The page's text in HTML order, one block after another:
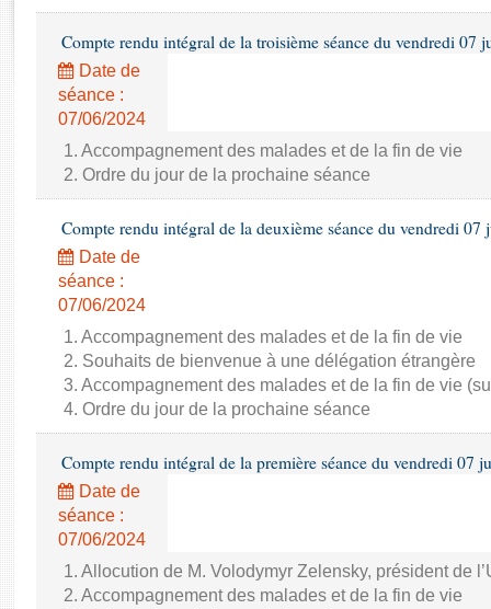
Baromètre de l’application des lois
Dossiers législatifs
Budget et sécurité sociale
Questions écrites et orales
Comptes rendus des débats
Compte rendu intégral de la troisième séance du vendredi 07
Date de
séance :
07/06/2024
1. Accompagnement des malades et de la fin de vie
2. Ordre du jour de la prochaine séance
Compte rendu intégral de la deuxième séance du vendredi 07
Date de
séance :
07/06/2024
1. Accompagnement des malades et de la fin de vie
2. Souhaits de bienvenue à une délégation étrangère
3. Accompagnement des malades et de la fin de vie
4. Ordre du jour de la prochaine séance
Compte rendu intégral de la première séance du vendredi 07
Date de
séance :
07/06/2024
1. Allocution de M. Volodymyr Zelensky, président de
2. Accompagnement des malades et de la fin de vie